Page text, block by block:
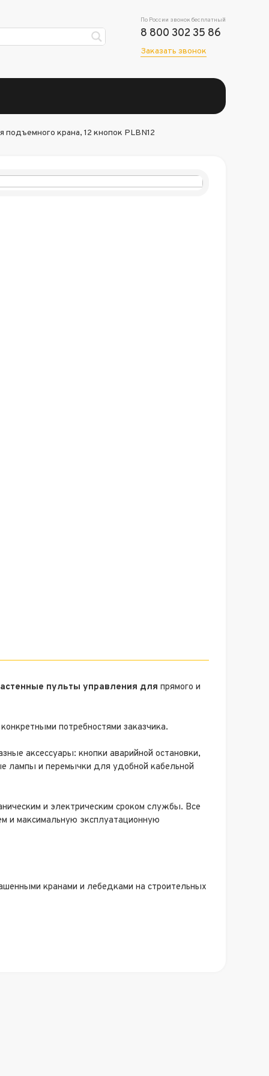
По России звонок бесплатный
8 800 302 35 86
Заказать звонок
крана, 12 кнопок PLBN12
пульты управления для прямого и
потребностями заказчика.
аксессуары: кнопки аварийной остановки,
лампы и перемычки для удобной кабельной
и электрическим сроком службы. Все
и максимальную эксплуатационную
кранами и лебедками на строительных